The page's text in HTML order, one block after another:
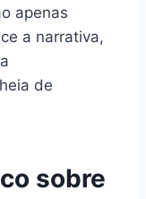
apenas
a narrativa,
de
sobre